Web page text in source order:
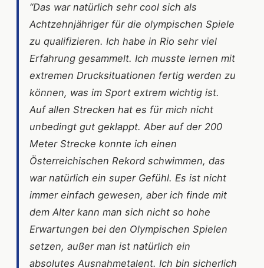
“Das war natürlich sehr cool sich als
Achtzehnjähriger für die olympischen Spiele
zu qualifizieren. Ich habe in Rio sehr viel
Erfahrung gesammelt. Ich musste lernen mit
extremen Drucksituationen fertig werden zu
können, was im Sport extrem wichtig ist.
Auf allen Strecken hat es für mich nicht
unbedingt gut geklappt. Aber auf der 200
Meter Strecke konnte ich einen
Österreichischen Rekord schwimmen, das
war natürlich ein super Gefühl. Es ist nicht
immer einfach gewesen, aber ich finde mit
dem Alter kann man sich nicht so hohe
Erwartungen bei den Olympischen Spielen
setzen, außer man ist natürlich ein
absolutes Ausnahmetalent. Ich bin sicherlich